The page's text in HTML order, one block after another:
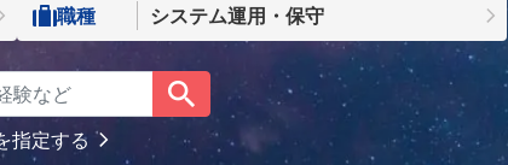
職種 システム運用・保守
指定する